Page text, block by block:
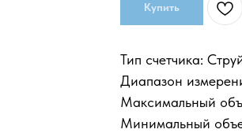
Купить
Тип счетчика:
Диапазон
Максимальный
Минимальный